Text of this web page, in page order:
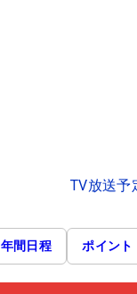
TV放送予
年間日程 ポイント